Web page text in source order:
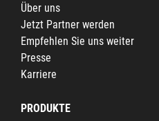
Über uns
Jetzt Partner werden
Empfehlen Sie uns weiter
Presse
Karriere
PRODUKTE